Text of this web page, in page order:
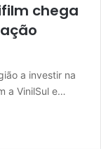
chega
a investir na
a VinilSul e…